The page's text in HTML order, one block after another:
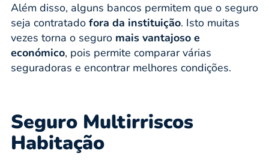
Além disso, alguns bancos permitem que o seguro
seja contratado fora da instituição. Isto muitas
vezes torna o seguro mais vantajoso e
económico, pois permite comparar várias
seguradoras e encontrar melhores condições.
Seguro Multirriscos
Habitação